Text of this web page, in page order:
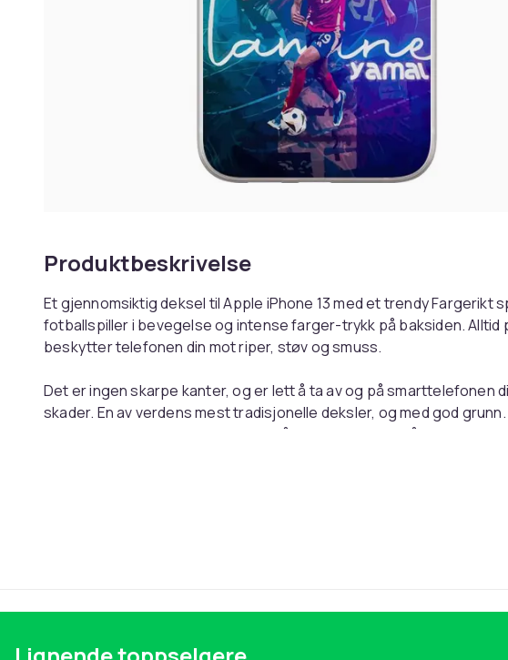
Produktbeskrivelse
Et gjennomsiktig deksel til Apple iPhone 13 med et trendy Fargerikt
fotballspiller i bevegelse og intense farger-trykk på baksiden.
beskytter telefonen din mot riper, støv og smuss.
Det er ingen skarpe kanter, og er lett å ta av og på smarttelefonen
skader. En av verdens mest tradisjonelle deksler, og med god
er det et billig telefondeksel som slår alle utfordrere på markedet.
Dekselet former seg etter hele mobiltelefonen, også
slitage på bästa sätt.
lett fargekombinasjon som er både luksuriøs og elegant